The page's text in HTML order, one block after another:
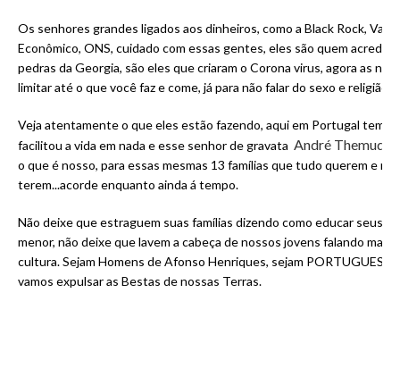
Os senhores grandes ligados aos dinheiros, como a Black Rock,
Econômico, ONS, cuidado com essas gentes, eles são quem
pedras da Georgia, são eles que criaram o Corona virus, agora as
limitar até o que você faz e come, já para não falar do sexo e religião.
Veja atentamente o que eles estão fazendo, aqui em Portugal
facilitou a vida em nada e esse senhor de gravata André Themudo
o que é nosso, para essas mesmas 13 famílias que tudo querem e
terem...acorde enquanto ainda á tempo.
Não deixe que estraguem suas famílias dizendo como educar seus
menor, não deixe que lavem a cabeça de nossos jovens falando mal
cultura. Sejam Homens de Afonso Henriques, sejam
vamos expulsar as Bestas de nossas Terras.